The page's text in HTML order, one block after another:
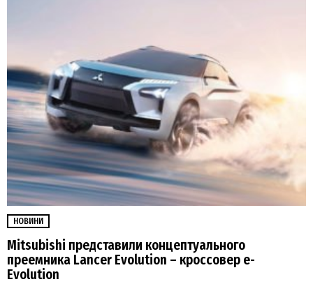
НОВИНИ
Mitsubishi представили концептуального
преемника Lancer Evolution – кроссовер e-
Evolution